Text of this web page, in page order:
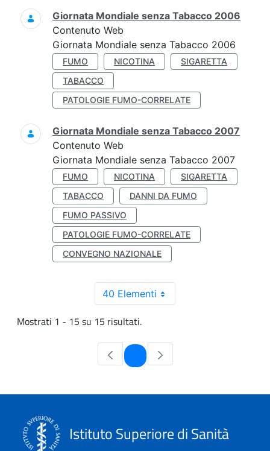
Giornata Mondiale senza Tabacco 2006
Contenuto Web
Giornata Mondiale senza Tabacco 2006
FUMO NICOTINA
SIGARETTA
TABACCO
PATOLOGIE FUMO-CORRELATE
Giornata Mondiale senza Tabacco 2007
Contenuto Web
Giornata Mondiale senza Tabacco 2007
FUMO NICOTINA
SIGARETTA
TABACCO
DANNI DA FUMO
FUMO PASSIVO
PATOLOGIE FUMO-CORRELATE
CONVEGNO NAZIONALE
40 Elementi
Mostrati 1 - 15 su 15 risultati.
Pagina
Istituto Superiore di Sanità